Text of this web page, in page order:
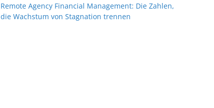
Remote Agency Financial Management: Die Zahlen,
die Wachstum von Stagnation trennen